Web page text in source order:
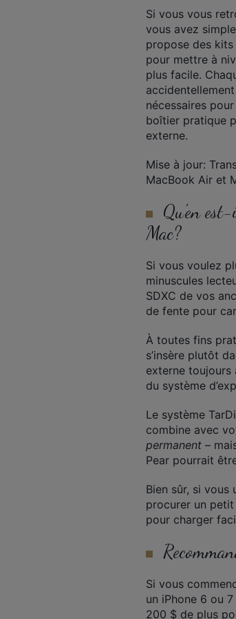
Si vous vous
vous avez
propose des
pour mettre à
plus facile.
nécessaires
boîtier pratique
externe.
Mise à jour:
MacBook Air et
Qu'en
Mac?
Si vous voulez
minuscules
SDXC de vos
de fente pour
À toutes fins
s’insère plutôt
externe
du système
Le système
combine avec
permanent –
Pear pourrait
Bien sûr, si
procurer un
pour charger
Si vous
un iPhone 6 ou
200 $ de plus